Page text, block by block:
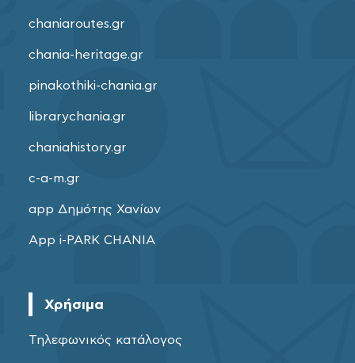
chaniaroutes.gr
chania-heritage.gr
pinakothiki-chania.gr
librarychania.gr
chaniahistory.gr
c-a-m.gr
app Δημότης Χανίων
App i-PARK CHANIA
Χρήσιμα
Τηλεφωνικός κατάλογος